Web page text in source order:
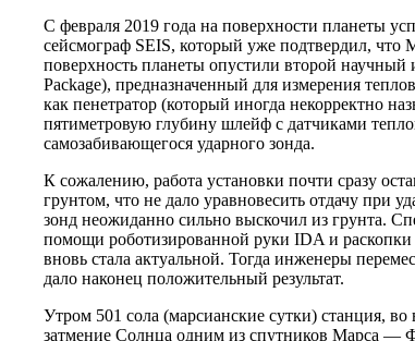
С февраля 2019 года на поверхности планеты
сейсмограф SEIS, который уже подтвердил, что
поверхность планеты опустили второй
Package), предназначенный для измерения
как пенетратор (который иногда некорректно
пятиметровую глубину шлейф с датчиками
самозабивающегося ударного зонда.
К сожалению, работа установки почти сразу
грунтом, что не дало уравновесить отдачу при
зонд неожиданно сильно выскочил из грунта.
помощи роботизированной руки IDA и раскопки
вновь стала актуальной. Тогда инженеры
дало наконец положительный результат.
Утром 501 сола (марсианские сутки) станция, во
затмение Солнца одним из спутников Марса —